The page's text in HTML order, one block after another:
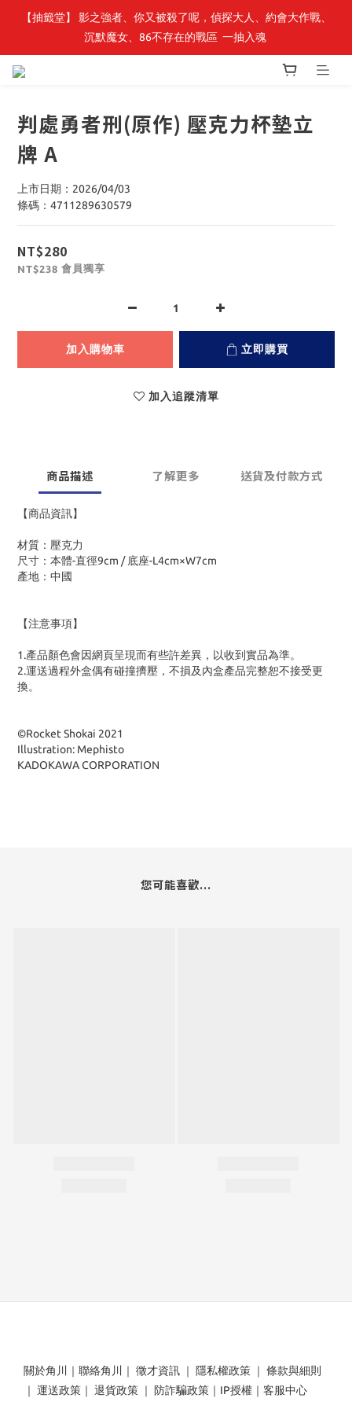
最新開賣🔥「全知讀者視角」 周邊商品
【抽籤堂】 影之強者、你又被殺了呢，偵探大人、約會大作戰、
沉默魔女、86不存在的戰區  一抽入魂
判處勇者刑(原作) 壓克力杯墊立
牌 A
上市日期：2026/04/03
條碼：4711289630579
NT$280
NT$238 會員獨享
加入購物車 立即購買
加入追蹤清單
商品描述 了解更多 送貨及付款方式
【商品資訊】
材質：壓克力
尺寸：本體-直徑9cm / 底座-L4cm×W7cm
產地：中國
【注意事項】
1.產品顏色會因網頁呈現而有些許差異，以收到實品為準。
2.運送過程外盒偶有碰撞擠壓，不損及內盒產品完整恕不接受更
換。
©Rocket Shokai 2021
Illustration: Mephisto
KADOKAWA CORPORATION
您可能喜歡...
關於角川 ｜ 聯絡角川 ｜ 徵才資訊 ｜ 隱私權政策 ｜ 條款與細則
｜ 運送政策 ｜ 退貨政策 ｜ 防詐騙政策 ｜ IP授權 ｜ 客服中心